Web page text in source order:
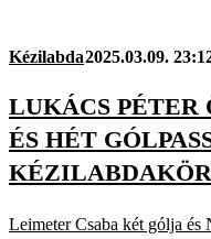
Kézilabda2025.03.09.
LUKÁCS PÉTER
ÉS HÉT
Leimeter Csaba két gólja és